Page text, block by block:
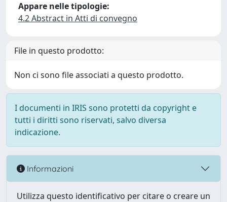
Appare nelle tipologie:
4.2 Abstract in Atti di convegno
File in questo prodotto:
Non ci sono file associati a questo prodotto.
I documenti in IRIS sono protetti da copyright e
tutti i diritti sono riservati, salvo diversa
indicazione.
Informazioni
Utilizza questo identificativo per citare o creare un